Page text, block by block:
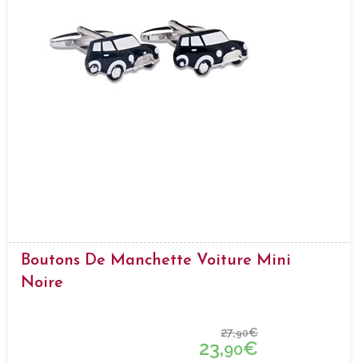
Boutons De Manchette Voiture Mini
Noire
27,90€
23,90€